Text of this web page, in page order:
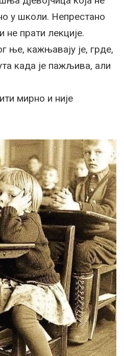
у школи. Непрестано
не прати лекције.
ње, кажњавају је, грде,
када је пажљива, али
мирно и није